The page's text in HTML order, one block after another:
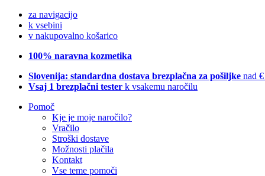
za navigacijo
k vsebini
v nakupovalno košarico
100% naravna kozmetika
Slovenija: standardna dostava brezplačna za pošiljke nad
Vsaj 1 brezplačni tester k vsakemu naročilu
Pomoč
Kje je moje naročilo?
Vračilo
Stroški dostave
Možnosti plačila
Kontakt
Vse teme pomoči